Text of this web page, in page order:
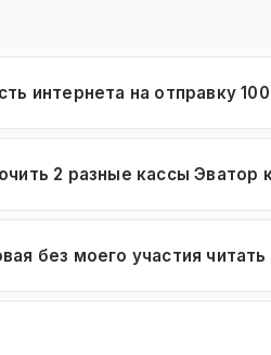
интернета на отправку
2 разные кассы Эватор
без моего участия